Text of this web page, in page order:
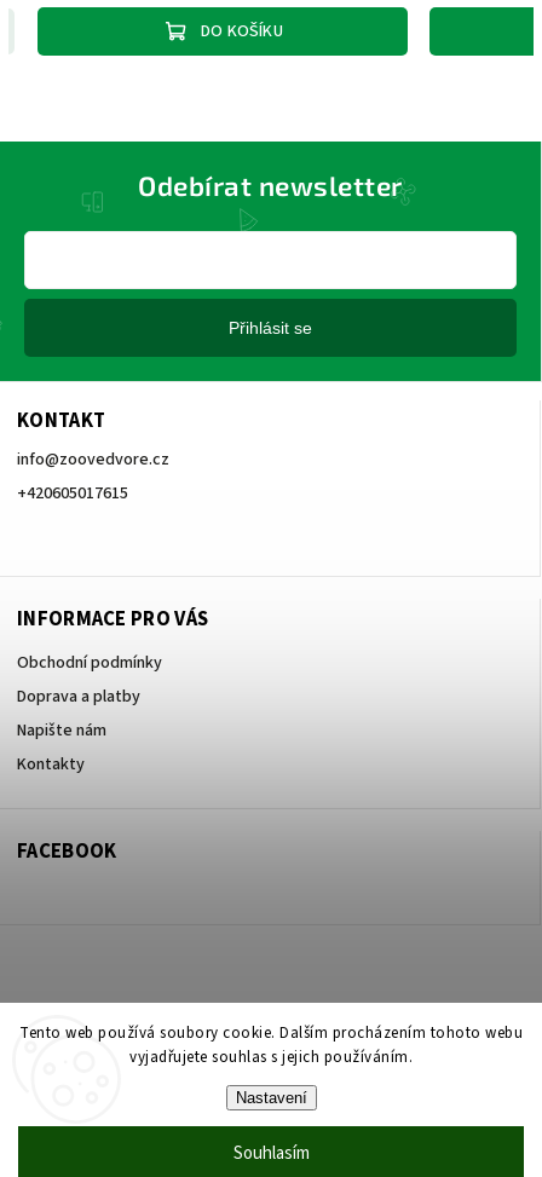
Tento web používá soubory cookie. Dalším procházením tohoto webu
vyjadřujete souhlas s jejich používáním.
Nastavení
Souhlasím
DO KOŠÍKU
KONTAKT
info@zoovedvore.cz
+420605017615
INFORMACE PRO VÁS
Obchodní podmínky
Doprava a platby
Napište nám
Kontakty
Odebírat newsletter
Přihlásit se
FACEBOOK
Vytvořil Shoptet
Copyright 2026 ZOO ve dvoře Praha 5. Všechna práva vyhrazena.
Upravit nastavení cookies
Shoptet| Design